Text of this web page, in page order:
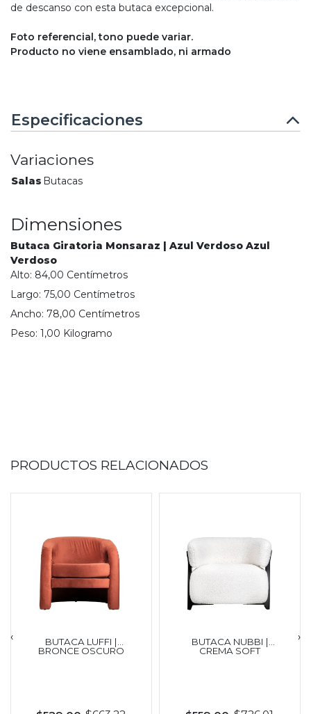
de descanso con esta butaca excepcional.
Foto referencial, tono puede variar.
Producto no viene ensamblado, ni armado
Especificaciones
Variaciones
Salas Butacas
Dimensiones
Butaca Giratoria Monsaraz | Azul Verdoso Azul
Verdoso
Alto: 84,00 Centímetros
Largo: 75,00 Centímetros
Ancho: 78,00 Centímetros
Peso: 1,00 Kilogramo
PRODUCTOS RELACIONADOS
BUTACA LUFFI |
BRONCE OSCURO
BUTACA NUBBI |
CREMA SOFT
‹ ›